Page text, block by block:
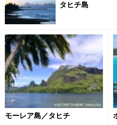
地中海料理と太平洋料理をミ
理を供する水上レストランや
３軒。スパ施設に屋外プール
ネスなど、ファシリティも充
セント レジス リゾート ボラ
Motu Ome'e BP 506
Bora bora, 98730
タヒチ島
モーレア島／タヒチ